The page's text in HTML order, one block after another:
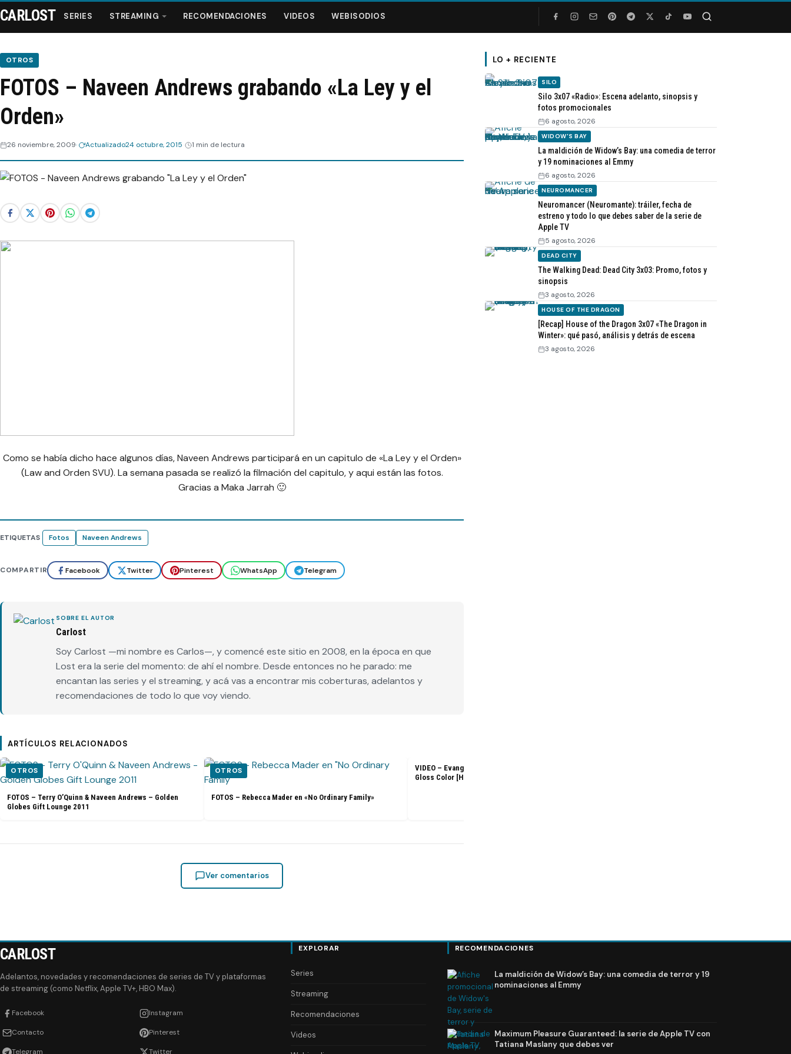
Series
Streaming
Webisodios
CARLOST SERIES STREAMING RECOMENDACIONES VIDEOS WEBISODIOS
OTROS
FOTOS – Naveen Andrews grabando «La Ley y el
Orden»
26 noviembre, 2009 Actualizado24 octubre, 2015 1 min de lectura
Como se había dicho hace algunos días, Naveen Andrews participará en un capitulo de «La Ley y el Orden»
(Law and Orden SVU). La semana pasada se realizó la filmación del capitulo, y aqui están las fotos.
Gracias a Maka Jarrah 🙂
ETIQUETAS Fotos Naveen Andrews
COMPARTIR Facebook Twitter Pinterest WhatsApp Telegram
SOBRE EL AUTOR
Carlost
Soy Carlost —mi nombre es Carlos—, y comencé este sitio en 2008, en la época en que
Lost era la serie del momento: de ahí el nombre. Desde entonces no he parado: me
encantan las series y el streaming, y acá vas a encontrar mis coberturas, adelantos y
recomendaciones de todo lo que voy viendo.
ARTÍCULOS RELACIONADOS
OTROS
FOTOS – Terry O’Quinn & Naveen Andrews – Golden
Globes Gift Lounge 2011
OTROS
FOTOS – Rebecca Mader en «No Ordinary Family»
VIDEO – Evangeline Lilly – L’Oreal Healthy Look Creme
Gloss Color [HD]
Ver comentarios
LO + RECIENTE
SILO
Silo 3x07 «Radio»: Escena adelanto, sinopsis y
fotos promocionales
6 agosto, 2026
WIDOW'S BAY
La maldición de Widow’s Bay: una comedia de terror
y 19 nominaciones al Emmy
6 agosto, 2026
NEUROMANCER
Neuromancer (Neuromante): tráiler, fecha de
estreno y todo lo que debes saber de la serie de
Apple TV
5 agosto, 2026
DEAD CITY
The Walking Dead: Dead City 3x03: Promo, fotos y
sinopsis
3 agosto, 2026
HOUSE OF THE DRAGON
[Recap] House of the Dragon 3x07 «The Dragon in
Winter»: qué pasó, análisis y detrás de escena
3 agosto, 2026
CARLOST
Adelantos, novedades y recomendaciones de series de TV y plataformas
de streaming (como Netflix, Apple TV+, HBO Max).
Facebook Instagram
Contacto Pinterest
Telegram Twitter
EXPLORAR
Series
Streaming
Recomendaciones
Videos
RECOMENDACIONES
La maldición de Widow’s Bay: una comedia de terror y 19
nominaciones al Emmy
Maximum Pleasure Guaranteed: la serie de Apple TV con
Tatiana Maslany que debes ver